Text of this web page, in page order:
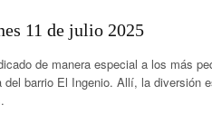
11 de julio 2025
de manera especial a los más
del barrio El Ingenio. Allí, la diversión
.